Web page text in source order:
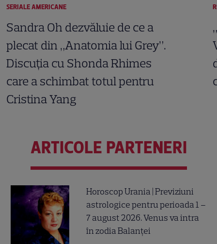
SERIALE AMERICANE
Sandra Oh dezvăluie de ce a
plecat din „Anatomia lui Grey”.
Discuția cu Shonda Rhimes
care a schimbat totul pentru
Cristina Yang
ARTICOLE PARTENERI
Horoscop Urania | Previziuni
astrologice pentru perioada 1 –
7 august 2026. Venus va intra
în zodia Balanței